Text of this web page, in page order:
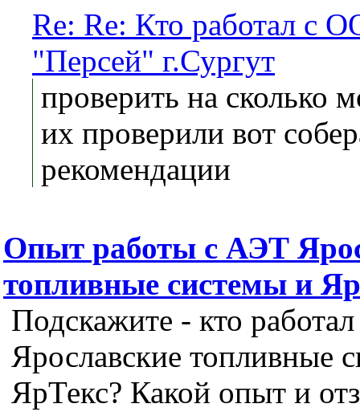
Re: Re: Кто работал с
"Персей" г.Сургут
проверить на сколько
их проверили вот
рекомендации
Опыт работы с АЭТ
топливные системы и
Подскажите - кто
Ярославские топливные
ЯрТекс? Какой опыт и